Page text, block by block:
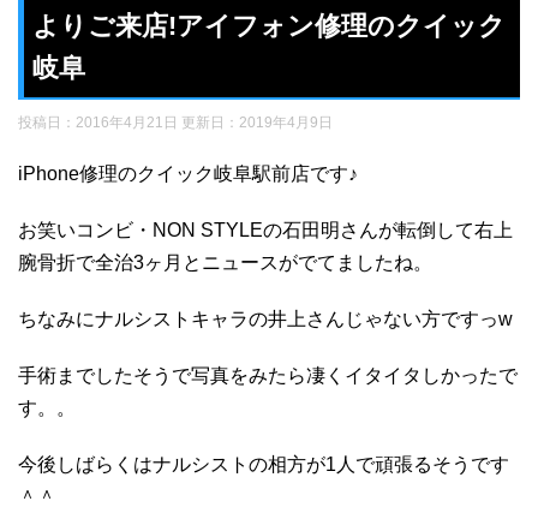
よりご来店!アイフォン修理のクイック
岐阜
投稿日：2016年4月21日 更新日： 2019年4月9日
iPhone修理のクイック岐阜駅前店です♪
お笑いコンビ・NON STYLEの石田明さんが転倒して右上
腕骨折で全治3ヶ月とニュースがでてましたね。
ちなみにナルシストキャラの井上さんじゃない方ですっw
手術までしたそうで写真をみたら凄くイタイタしかったで
す。。
今後しばらくはナルシストの相方が1人で頑張るそうです
＾＾